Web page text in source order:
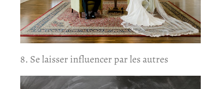
8. Se laisser influencer par les autres